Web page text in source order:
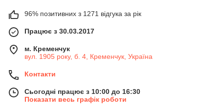
96% позитивних з 1271 відгука за рік
Працює з 30.03.2017
м. Кременчук
вул. 1905 року, б. 4, Кременчук, Україна
Контакти
Сьогодні працює з 10:00 до 16:30
Показати весь графік роботи